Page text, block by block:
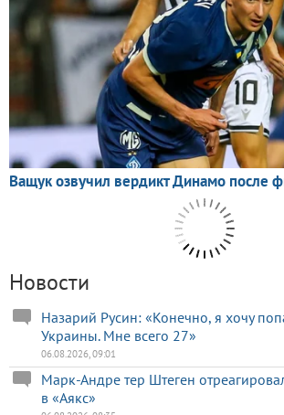
Новости
Назарий Русин: «Конечно, я хочу
Украины. Мне всего 27»
06.08.2026, 09:01
Марк-Андре тер Штеген
в «Аякс»